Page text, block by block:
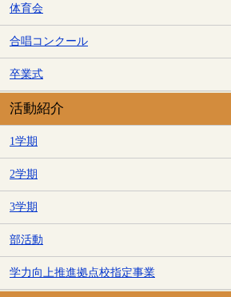
体育会
合唱コンクール
卒業式
活動紹介
1学期
2学期
3学期
部活動
学力向上推進拠点校指定事業